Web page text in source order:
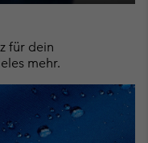
für dein
mehr.